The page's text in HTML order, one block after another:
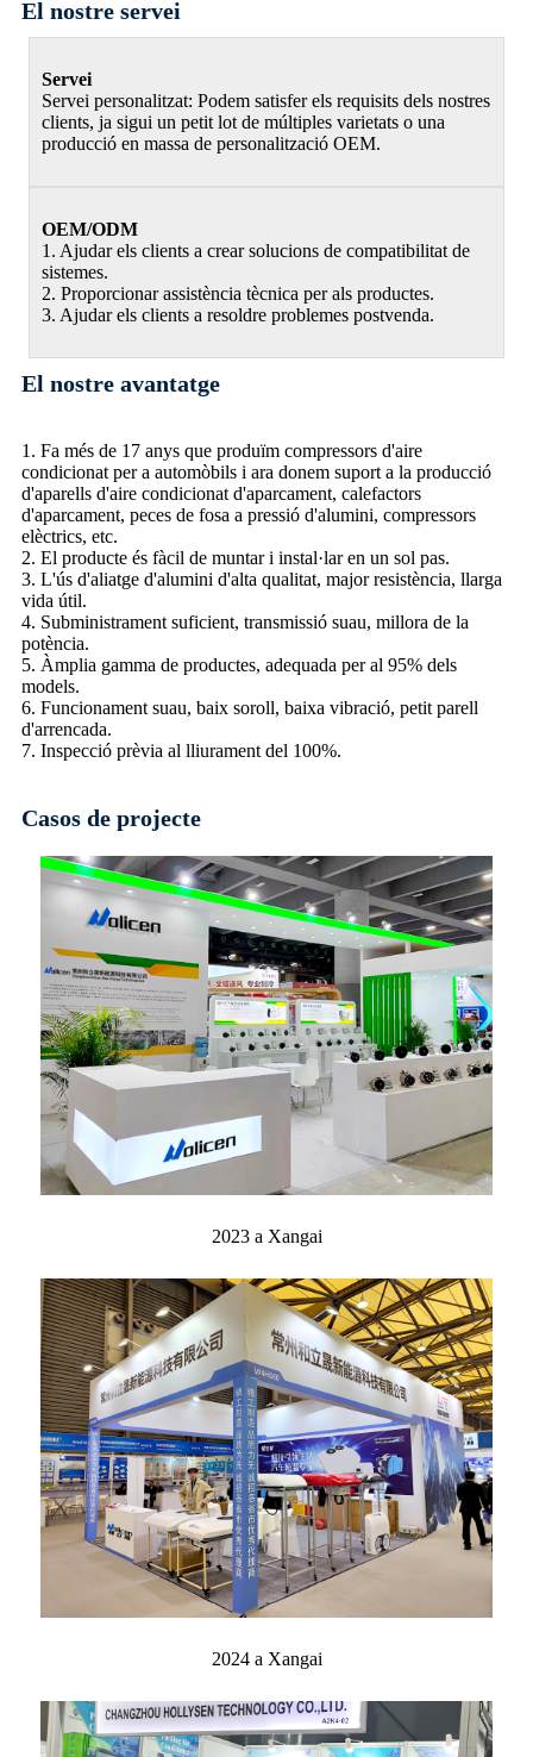
El nostre servei
Servei
Servei personalitzat: Podem satisfer els requisits dels nostres
clients, ja sigui un petit lot de múltiples varietats o una
producció en massa de personalització OEM.
OEM/ODM
1. Ajudar els clients a crear solucions de compatibilitat de
sistemes.
2. Proporcionar assistència tècnica per als productes.
3. Ajudar els clients a resoldre problemes postvenda.
El nostre avantatge
1. Fa més de 17 anys que produïm compressors d'aire
condicionat per a automòbils i ara donem suport a la producció
d'aparells d'aire condicionat d'aparcament, calefactors
d'aparcament, peces de fosa a pressió d'alumini, compressors
elèctrics, etc.
2. El producte és fàcil de muntar i instal·lar en un sol pas.
3. L'ús d'aliatge d'alumini d'alta qualitat, major resistència, llarga
vida útil.
4. Subministrament suficient, transmissió suau, millora de la
potència.
5. Àmplia gamma de productes, adequada per al 95% dels
models.
6. Funcionament suau, baix soroll, baixa vibració, petit parell
d'arrencada.
7. Inspecció prèvia al lliurament del 100%.
Casos de projecte
2023 a Xangai
2024 a Xangai